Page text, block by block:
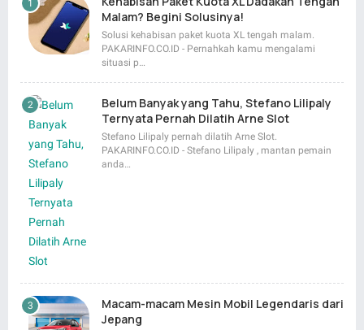
Malam? Begini Solusinya!
Solusi kehabisan paket kuota XL tengah malam.
PAKARINFO.CO.ID - Pernahkah kamu mengalami
situasi p…
Belum Banyak yang Tahu, Stefano Lilipaly
Ternyata Pernah Dilatih Arne Slot
Stefano Lilipaly pernah dilatih Arne Slot.
PAKARINFO.CO.ID - Stefano Lilipaly , mantan pemain
anda…
Macam-macam Mesin Mobil Legendaris dari
Jepang